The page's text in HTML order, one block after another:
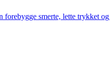
smerte, lette trykket